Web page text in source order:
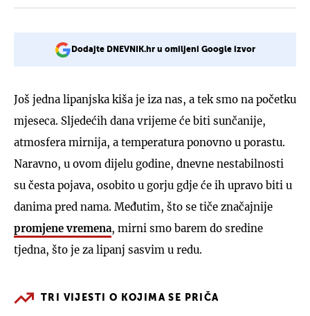
Dodajte DNEVNIK.hr u omiljeni Google izvor
Još jedna lipanjska kiša je iza nas, a tek smo na početku
mjeseca. Sljedećih dana vrijeme će biti sunčanije,
atmosfera mirnija, a temperatura ponovno u porastu.
Naravno, u ovom dijelu godine, dnevne nestabilnosti
su česta pojava, osobito u gorju gdje će ih upravo biti u
danima pred nama. Međutim, što se tiče značajnije
promjene vremena, mirni smo barem do sredine
tjedna, što je za lipanj sasvim u redu.
TRI VIJESTI O KOJIMA SE PRIČA